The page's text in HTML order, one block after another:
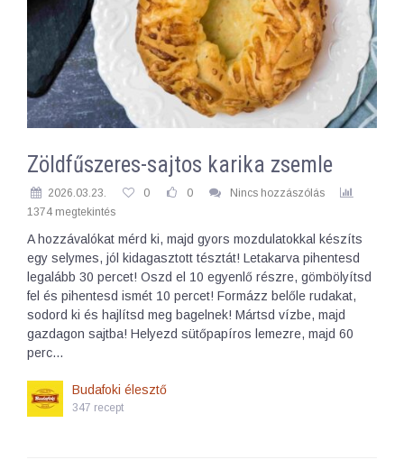
Zöldfűszeres-sajtos karika zsemle
2026.03.23. 0 0
Nincs hozzászólás
1374 megtekintés
A hozzávalókat mérd ki, majd gyors mozdulatokkal készíts
egy selymes, jól kidagasztott tésztát! Letakarva pihentesd
legalább 30 percet! Oszd el 10 egyenlő részre, gömbölyítsd
fel és pihentesd ismét 10 percet! Formázz belőle rudakat,
sodord ki és hajlítsd meg bagelnek! Mártsd vízbe, majd
gazdagon sajtba! Helyezd sütőpapíros lemezre, majd 60
perc…
Budafoki élesztő
347 recept